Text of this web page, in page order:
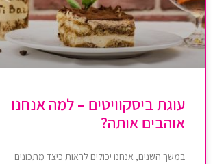
עוגת ביסקוויטים – למה אנחנו
אוהבים אותה?
במשך השנים, אנחנו יכולים לראות כיצד מתכונים